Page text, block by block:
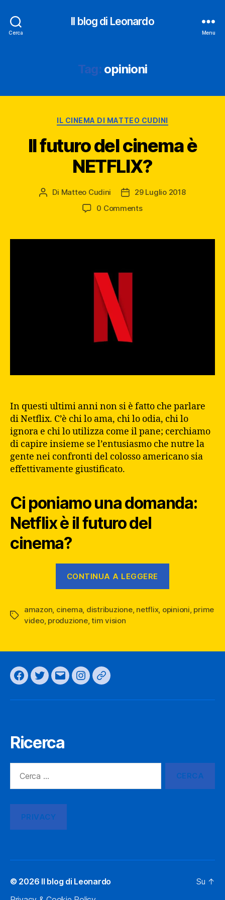
Cerca
Il blog di Leonardo
Menu
Tag: opinioni
Categorie
IL CINEMA DI MATTEO CUDINI
Il futuro del cinema è
NETFLIX?
Autore
Di Matteo Cudini
Data29 Luglio 2018
0 Comments
In questi ultimi anni non si è fatto che parlare
di Netflix. C’è chi lo ama, chi lo odia, chi lo
ignora e chi lo utilizza come il pane; cerchiamo
di capire insieme se l’entusiasmo che nutre la
gente nei confronti del colosso americano sia
effettivamente giustificato.
Ci poniamo una domanda:
Netflix è il futuro del
cinema?
CONTINUA A LEGGERE
cinema
Tag
amazon, cinema, distribuzione, netflix, opinioni, prime
video, produzione,tim vision
Facebook
TwitterEmailInstagramTelegram
Ricerca
PRIVACY
© 2026 Il blog di Leonardo
Su ↑